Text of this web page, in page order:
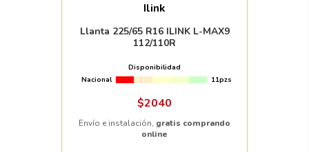
Ilink
Llanta 225/65 R16 ILINK L-MAX9
112/110R
Disponibilidad
Nacional
11pzs
$2040
Envío e instalación, gratis comprando
online